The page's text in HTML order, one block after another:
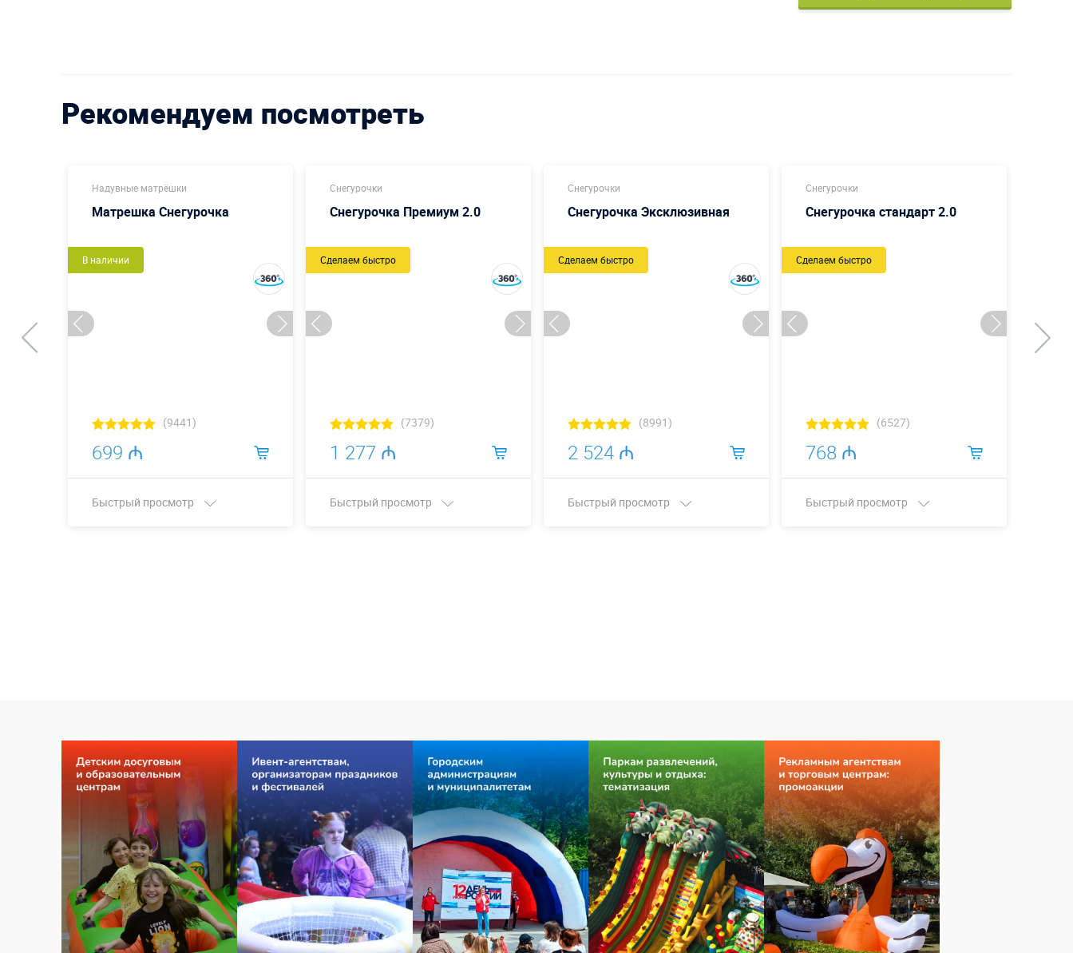
Рекомендуем посмотреть
Надувные матрёшки
Матрешка Снегурочка
В наличии
(9441)
699 ₼
Быстрый просмотр
Снегурочки
Снегурочка Премиум 2.0
Сделаем быстро
(7379)
1 277 ₼
Быстрый просмотр
Снегурочки
Снегурочка Эксклюзивная
Сделаем быстро
(8991)
2 524 ₼
Быстрый просмотр
Снегурочки
Снегурочка стандарт 2.0
Сделаем быстро
(6527)
768 ₼
Быстрый просмотр